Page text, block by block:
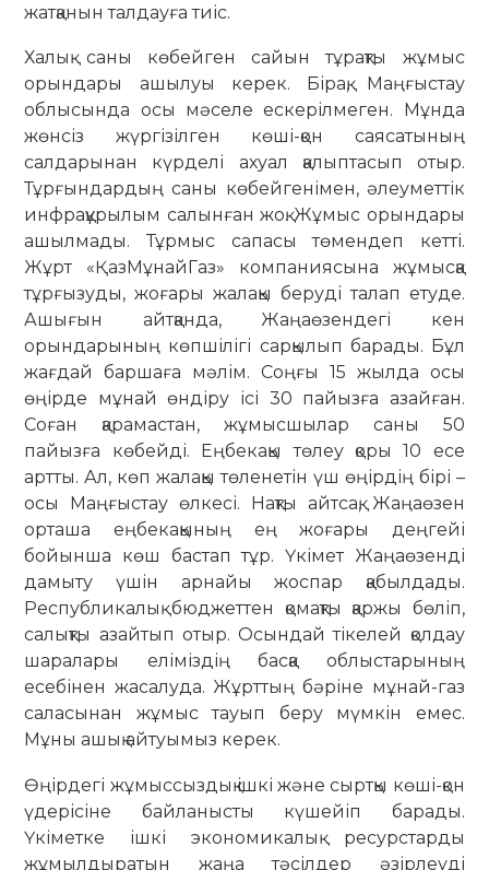
жатқанын талдауға тиіс.
Халық саны көбейген сайын тұрақты жұмыс
орындары ашылуы керек. Бірақ, Маңғыстау
облысында осы мәселе ескерілмеген. Мұнда
жөнсіз жүргізілген көші-қон саясатының
салдарынан күрделі ахуал қалыптасып отыр.
Тұрғындардың саны көбейгенімен, әлеуметтік
инфрақұрылым салынған жоқ. Жұмыс орындары
ашылмады. Тұрмыс сапасы төмендеп кетті.
Жұрт «ҚазМұнайГаз» компаниясына жұмысқа
тұрғызуды, жоғары жалақы беруді талап етуде.
Ашығын айтқанда, Жаңаөзендегі кен
орындарының көпшілігі сарқылып барады. Бұл
жағдай баршаға мәлім. Соңғы 15 жылда осы
өңірде мұнай өндіру ісі 30 пайызға азайған.
Соған қарамастан, жұмысшылар саны 50
пайызға көбейді. Еңбекақы төлеу қоры 10 есе
артты. Ал, көп жалақы төленетін үш өңірдің бірі –
осы Маңғыстау өлкесі. Нақты айтсақ, Жаңаөзен
орташа еңбекақының ең жоғары деңгейі
бойынша көш бастап тұр. Үкімет Жаңаөзенді
дамыту үшін арнайы жоспар қабылдады.
Республикалық бюджеттен қомақты қаржы бөліп,
салықты азайтып отыр. Осындай тікелей қолдау
шаралары еліміздің басқа облыстарының
есебінен жасалуда. Жұрттың бәріне мұнай-газ
саласынан жұмыс тауып беру мүмкін емес.
Мұны ашық айтуымыз керек.
Өңірдегі жұмыссыздық ішкі және сыртқы көші-қон
үдерісіне байланысты күшейіп барады.
Үкіметке ішкі экономикалық ресурстарды
жұмылдыратын жаңа тәсілдер әзірлеуді